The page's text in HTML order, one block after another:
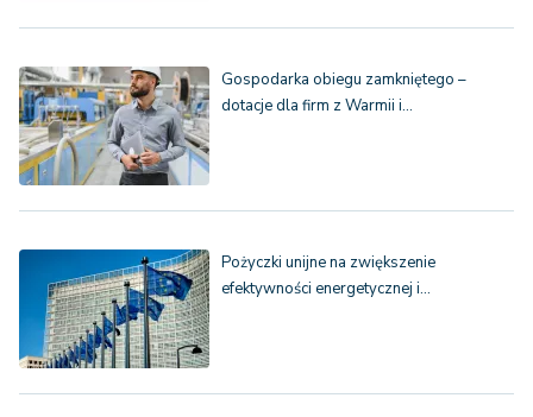
Gospodarka obiegu zamkniętego –
dotacje dla firm z Warmii i…
Pożyczki unijne na zwiększenie
efektywności energetycznej i…